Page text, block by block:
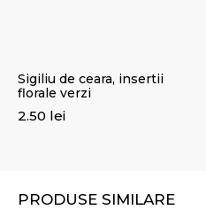
Sigiliu de ceara, insertii
florale verzi
2.50 lei
PRODUSE SIMILARE